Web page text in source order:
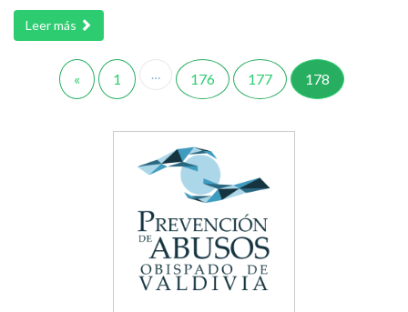
Leer más
« 1 … 176 177 178